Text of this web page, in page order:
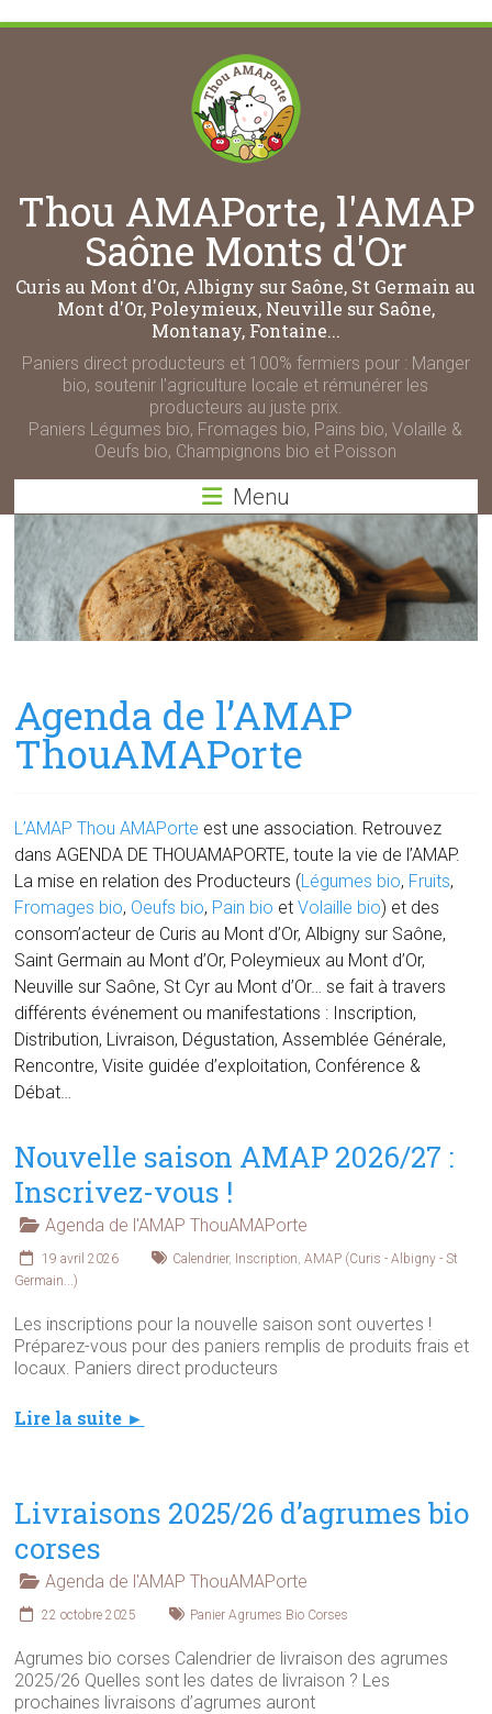
Thou AMAPorte, l'AMAP
Saône Monts d'Or
Curis au Mont d'Or, Albigny sur Saône, St Germain au
Mont d'Or, Poleymieux, Neuville sur Saône,
Montanay, Fontaine...
Paniers direct producteurs et 100% fermiers pour : Manger
bio, soutenir l'agriculture locale et rémunérer les
producteurs au juste prix.
Paniers Légumes bio, Fromages bio, Pains bio, Volaille &
Oeufs bio, Champignons bio et Poisson
Menu
Agenda de l’AMAP
ThouAMAPorte
L’AMAP Thou AMAPorte est une association. Retrouvez
dans AGENDA DE THOUAMAPORTE, toute la vie de l’AMAP.
La mise en relation des Producteurs (Légumes bio, Fruits,
Fromages bio, Oeufs bio, Pain bio etVolaille bio) et des
consom’acteur de Curis au Mont d’Or, Albigny sur Saône,
Saint Germain au Mont d’Or, Poleymieux au Mont d’Or,
Neuville sur Saône, St Cyr au Mont d’Or… se fait à travers
différents événement ou manifestations : Inscription,
Distribution, Livraison, Dégustation, Assemblée Générale,
Rencontre, Visite guidée d’exploitation, Conférence &
Débat…
Nouvelle saison AMAP 2026/27 :
Inscrivez-vous !
Agenda de l'AMAP ThouAMAPorte
19 avril 2026 Calendrier, Inscription,AMAP (Curis - Albigny - St
Germain...)
Les inscriptions pour la nouvelle saison sont ouvertes !
Préparez-vous pour des paniers remplis de produits frais et
locaux. Paniers direct producteurs
Lire la suite ►
Livraisons 2025/26 d’agrumes bio
corses
Agenda de l'AMAP ThouAMAPorte
22 octobre 2025 Panier Agrumes Bio Corses
Agrumes bio corses Calendrier de livraison des agrumes
2025/26 Quelles sont les dates de livraison ? Les
prochaines livraisons d’agrumes auront